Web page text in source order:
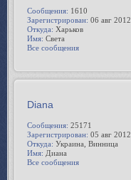
Сообщения: 1610
Зарегистрирован: 06 авг 2012
Откуда: Харьков
Имя: Света
Все сообщения
Diana